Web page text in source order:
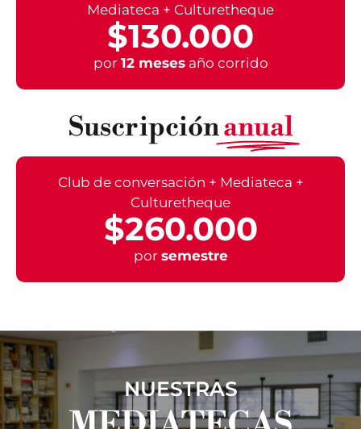
Mediateca + Culturetheque
$130.000
por 12 mesesaño corrido
Suscripciónanual
Club de conversación + Mediateca +
Culturetheque
$260.000
por semestre
NUESTRAS